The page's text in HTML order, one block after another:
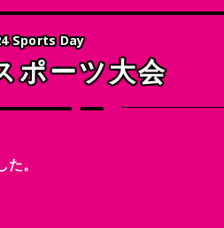
Sports Day
ポーツ大会
。